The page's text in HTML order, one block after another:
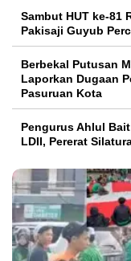
Sambut HUT ke-81
Pakisaji Guyub
Berbekal Putusan
Laporkan Dugaan
Pasuruan Kota
Pengurus Ahlul
LDII, Pererat